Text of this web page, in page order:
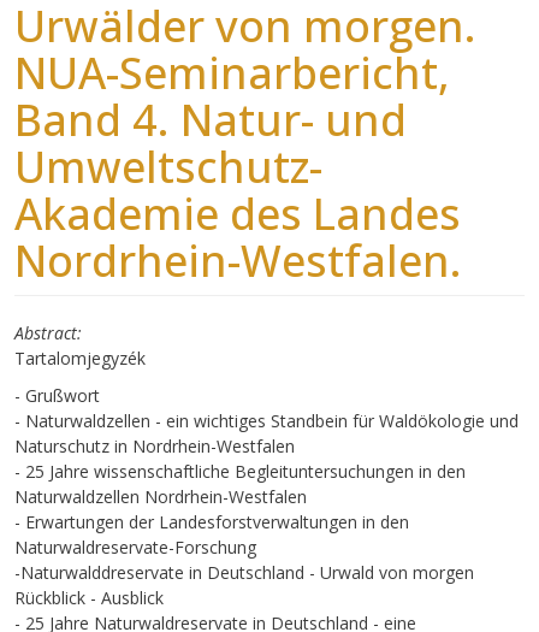
Urwälder von morgen.
NUA-Seminarbericht,
Band 4. Natur- und
Umweltschutz-
Akademie des Landes
Nordrhein-Westfalen.
Abstract
Tartalomjegyzék
- Grußwort
- Naturwaldzellen - ein wichtiges Standbein für Waldökologie und
Naturschutz in Nordrhein-Westfalen
- 25 Jahre wissenschaftliche Begleituntersuchungen in den
Naturwaldzellen Nordrhein-Westfalen
- Erwartungen der Landesforstverwaltungen in den
Naturwaldreservate-Forschung
-Naturwalddreservate in Deutschland - Urwald von morgen
Rückblick - Ausblick
- 25 Jahre Naturwaldreservate in Deutschland - eine